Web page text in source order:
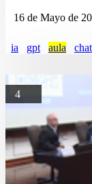
16 de Mayo de
ia gpt aula chat
4